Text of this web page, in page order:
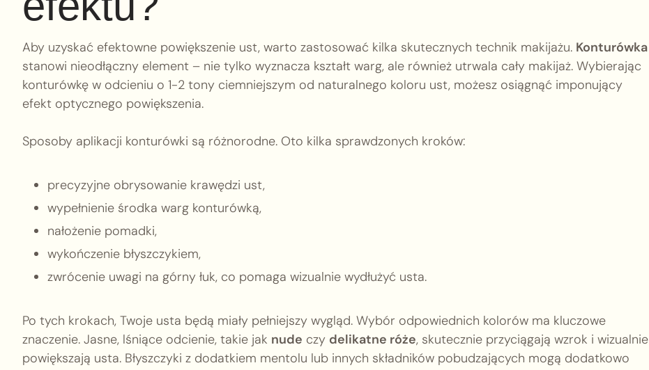
Aby uzyskać efektowne powiększenie ust, warto zastosować kilka skutecznych technik makijażu. Konturówka
stanowi nieodłączny element – nie tylko wyznacza kształt warg, ale również utrwala cały makijaż. Wybierając
konturówkę w odcieniu o 1-2 tony ciemniejszym od naturalnego koloru ust, możesz osiągnąć imponujący
efekt optycznego powiększenia.
Sposoby aplikacji konturówki są różnorodne. Oto kilka sprawdzonych kroków:
precyzyjne obrysowanie krawędzi ust,
wypełnienie środka warg konturówką,
nałożenie pomadki,
wykończenie błyszczykiem,
zwrócenie uwagi na górny łuk, co pomaga wizualnie wydłużyć usta.
Po tych krokach, Twoje usta będą miały pełniejszy wygląd. Wybór odpowiednich kolorów ma kluczowe
znaczenie. Jasne, lśniące odcienie, takie jak nude czy delikatne róże, skutecznie przyciągają wzrok i wizualnie
powiększają usta. Błyszczyki z dodatkiem mentolu lub innych składników pobudzających mogą dodatkowo